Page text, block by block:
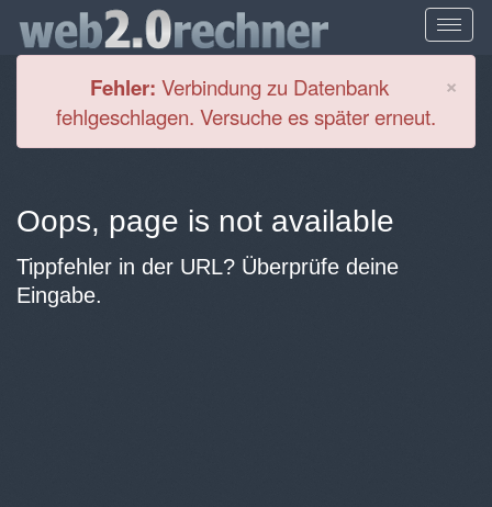
×
Fehler: Verbindung zu Datenbank
fehlgeschlagen. Versuche es später erneut.
Oops, page is not available
Tippfehler in der URL? Überprüfe deine
Eingabe.